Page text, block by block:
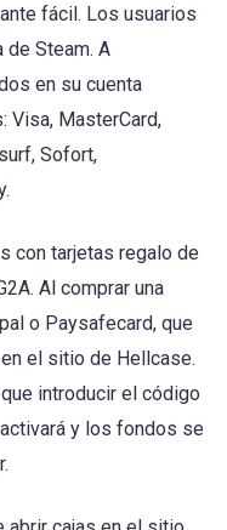
fácil. Los usuarios
de Steam. A
en su cuenta
Visa, MasterCard,
Sofort,
con tarjetas regalo de
Al comprar una
o Paysafecard, que
el sitio de Hellcase.
introducir el código
y los fondos se